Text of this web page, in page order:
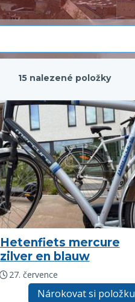
15 nalezené položky
Hetenfiets mercure
zilver en blauw
27. července
Nárokovat si položku